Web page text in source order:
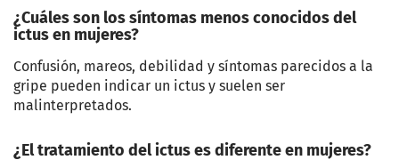
¿Cuáles son los síntomas menos conocidos del
ictus en mujeres?
Confusión, mareos, debilidad y síntomas parecidos a la
gripe pueden indicar un ictus y suelen ser
malinterpretados.
¿El tratamiento del ictus es diferente en mujeres?